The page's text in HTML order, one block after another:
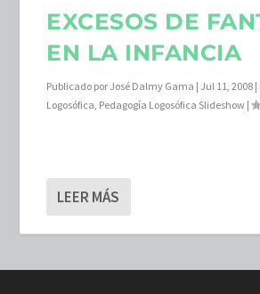
EXCESOS DE
EN LA INFANCIA
Publicado por José Dalmy Gama | Jul 11, 2008 |
Logosófica, Pedagogía Logosófica Slideshow |
LEER MÁS